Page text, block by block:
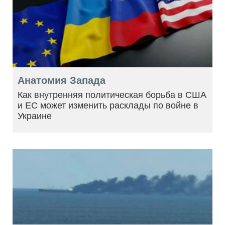
Анатомия Запада
Как внутренняя политическая борьба в США
и ЕС может изменить расклады по войне в
Украине